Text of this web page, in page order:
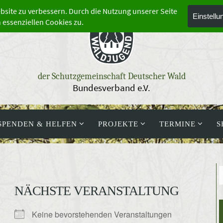
der Schutzgemeinschaft Deutscher Wald
Bundesverband e.V.
& HELFEN PROJEKTE TERMINE
NÄCHSTE VERANSTALTUNG
Keine bevorstehenden Veranstaltungen